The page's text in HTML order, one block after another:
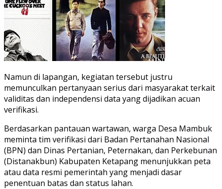
Namun di lapangan, kegiatan tersebut justru
memunculkan pertanyaan serius dari masyarakat terkait
validitas dan independensi data yang dijadikan acuan
verifikasi.
Berdasarkan pantauan wartawan, warga Desa Mambuk
meminta tim verifikasi dari Badan Pertanahan Nasional
(BPN) dan Dinas Pertanian, Peternakan, dan Perkebunan
(Distanakbun) Kabupaten Ketapang menunjukkan peta
atau data resmi pemerintah yang menjadi dasar
penentuan batas dan status lahan.